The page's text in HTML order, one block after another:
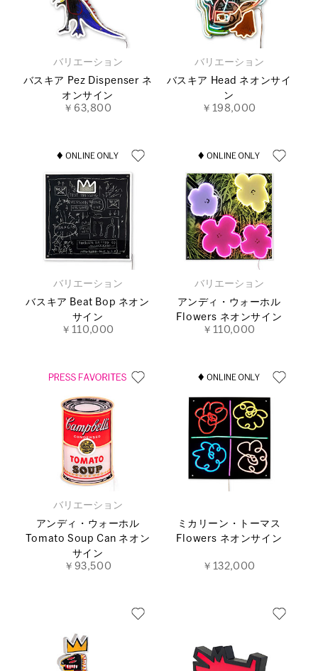
バリエーション
バスキア Pez Dispenser ネ
オンサイン
￥63,800
バリエーション
バスキア Head ネオンサイ
ン
￥198,000
バリエーション
バスキア Beat Bop ネオン
サイン
￥110,000
バリエーション
アンディ・ウォーホル
Flowers ネオンサイン
￥110,000
バリエーション
アンディ・ウォーホル
Tomato Soup Can ネオン
サイン
￥93,500
ミカリーン・トーマス
Flowers ネオンサイン
￥132,000